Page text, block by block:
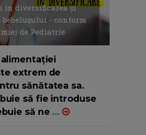
in diversificarea și
- conform
de Pediatrie
extrem de
sănătatea sa.
să fie introduse
să ne ...